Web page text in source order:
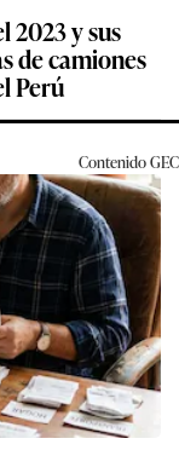
2023 y sus
de camiones
Perú
ContenidoGEC